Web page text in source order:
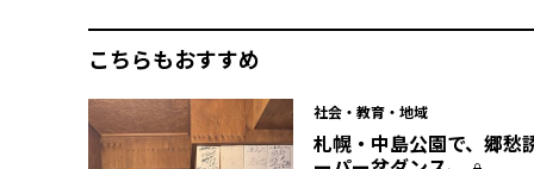
こちらもおすすめ
社会・教育・地域
札幌・中島公園で、郷愁